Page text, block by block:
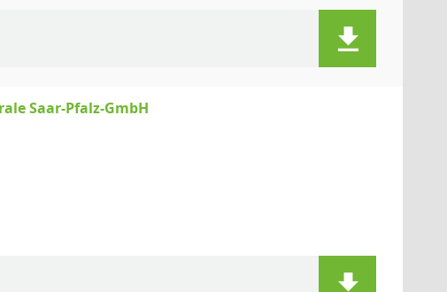
Saar-Pfalz-GmbH